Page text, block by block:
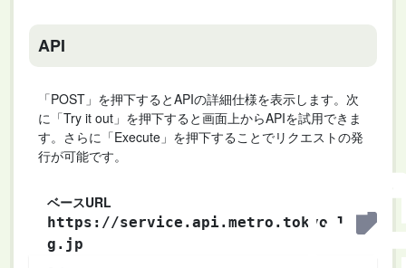
API
「POST」を押下するとAPIの詳細仕様を表示します。次
に「Try it out」を押下すると画面上からAPIを試用できま
す。さらに「Execute」を押下することでリクエストの発
行が可能です。
ベースURL
https://service.api.metro.tokyo.l
g.jp